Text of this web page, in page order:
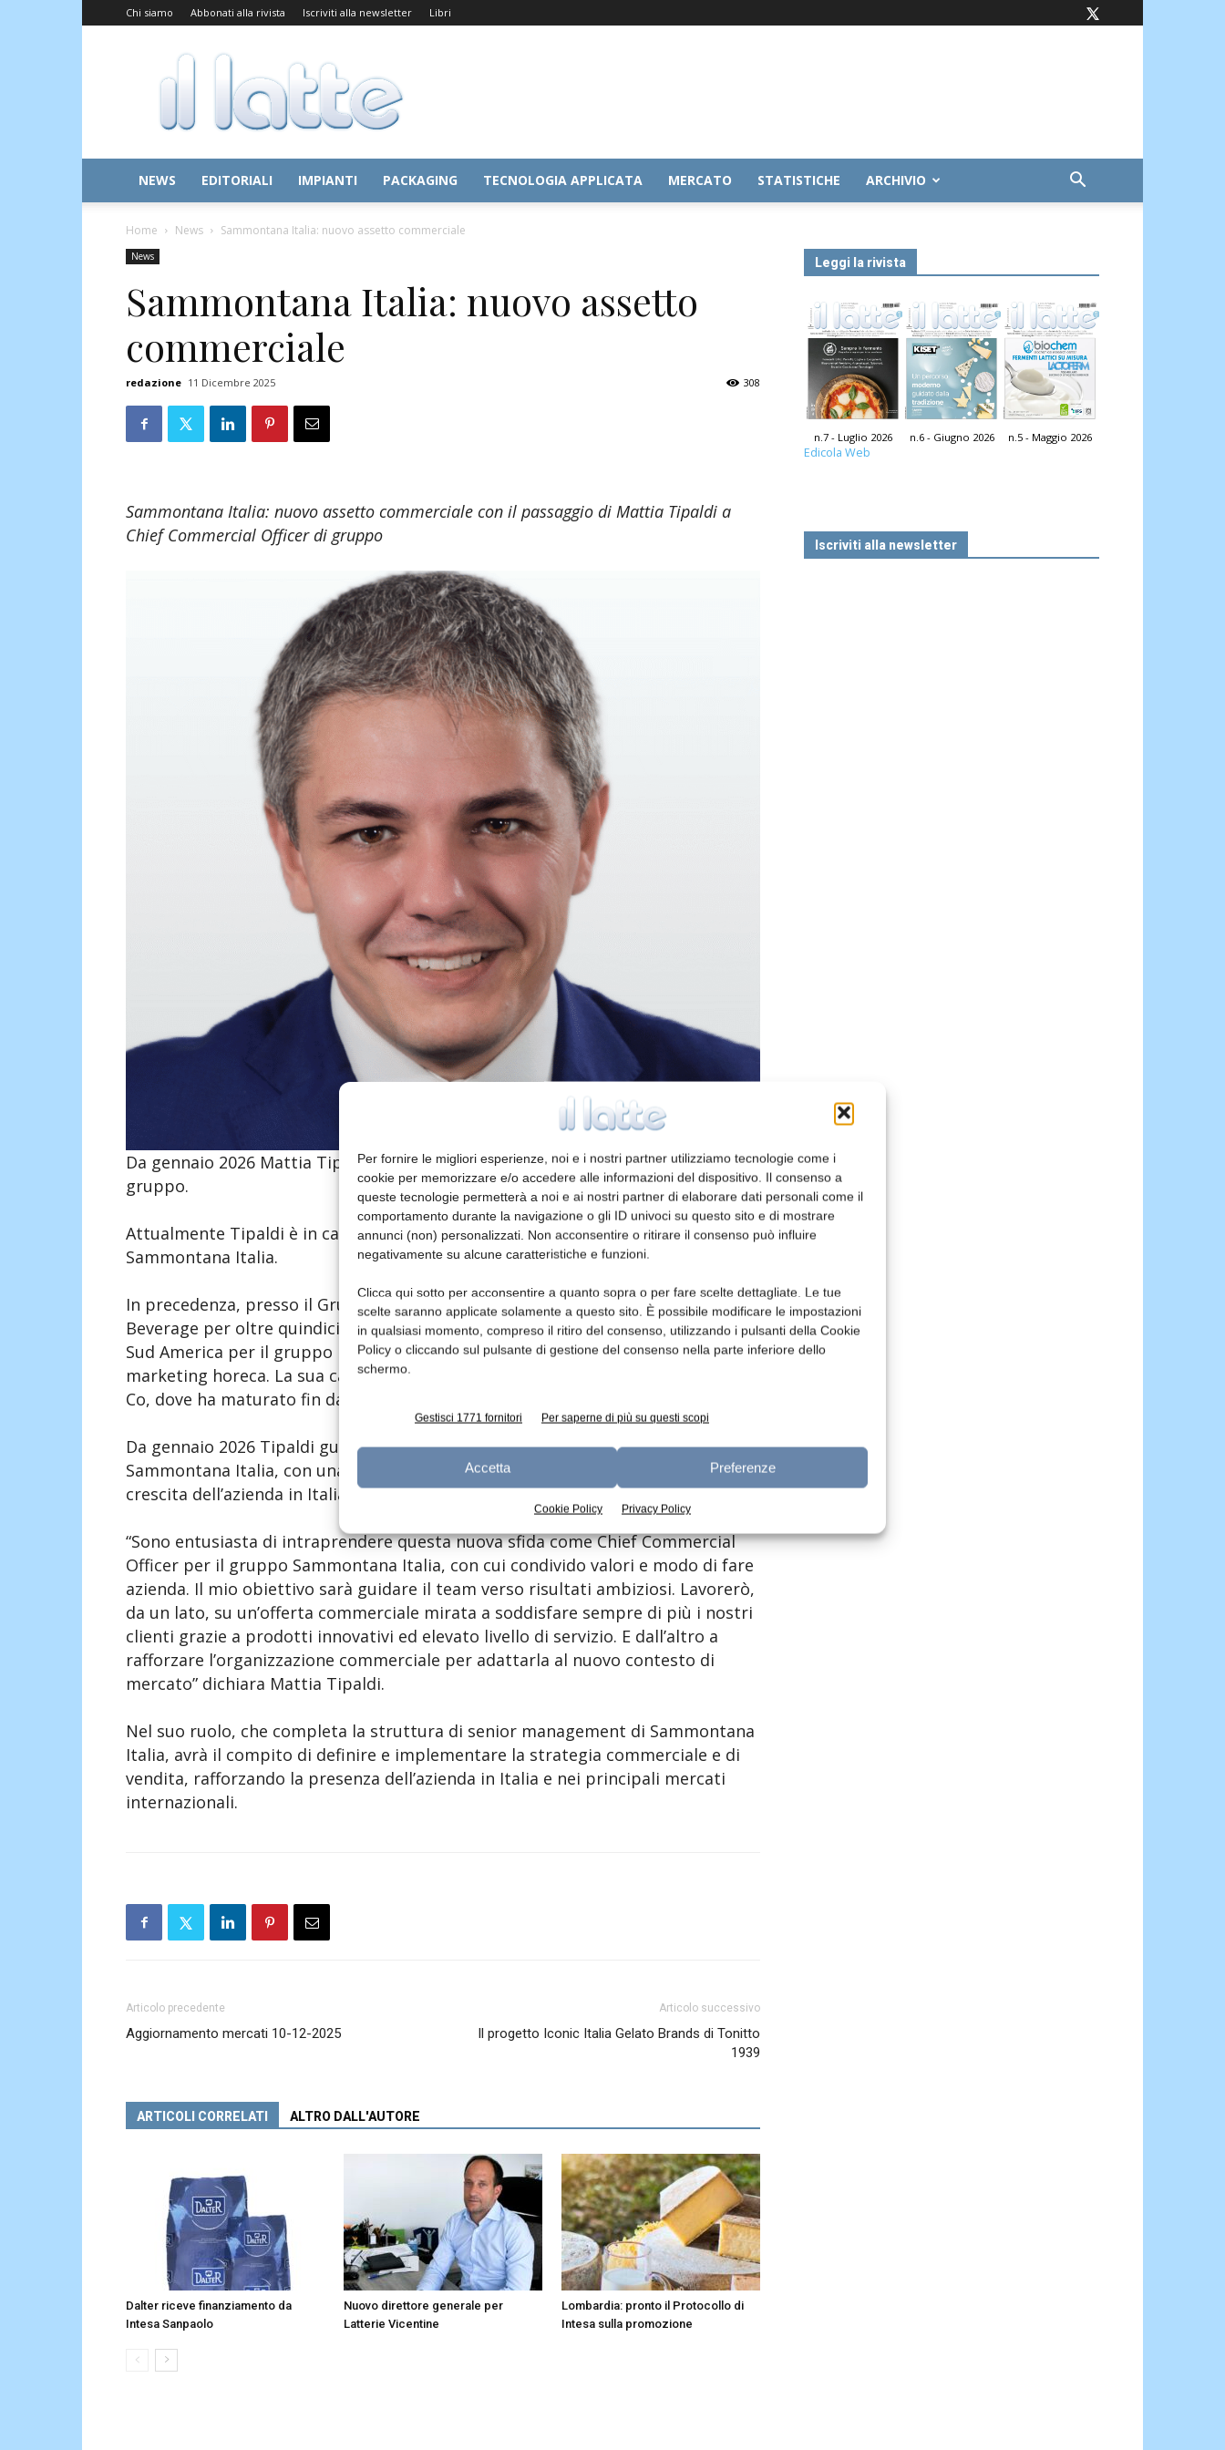
Per fornire le migliori esperienze, noi e i nostri partner utilizziamo tecnologie come i
cookie per memorizzare e/o accedere alle informazioni del dispositivo. Il consenso a
queste tecnologie permetterà a noi e ai nostri partner di elaborare dati personali come il
comportamento durante la navigazione o gli ID univoci su questo sito e di mostrare
annunci (non) personalizzati. Non acconsentire o ritirare il consenso può influire
negativamente su alcune caratteristiche e funzioni.
Clicca qui sotto per acconsentire a quanto sopra o per fare scelte dettagliate. Le tue
scelte saranno applicate solamente a questo sito. È possibile modificare le impostazioni
in qualsiasi momento, compreso il ritiro del consenso, utilizzando i pulsanti della Cookie
Policy o cliccando sul pulsante di gestione del consenso nella parte inferiore dello
schermo.
Gestisci 1771 fornitori Per saperne di più su questi scopi
Accetta Preferenze
Cookie Policy Privacy Policy
Chi siamo Abbonati alla rivista Iscriviti alla newsletter Libri
Il
Latte
NEWS EDITORIALI IMPIANTI PACKAGING TECNOLOGIA APPLICATA MERCATO STATISTICHE ARCHIVIO
Home News Sammontana Italia: nuovo assetto commerciale
News
Sammontana Italia: nuovo assetto
commerciale
redazione 11 Dicembre 2025 308
Sammontana Italia: nuovo assetto commerciale con il passaggio di Mattia Tipaldi a
Chief Commercial Officer di gruppo
Da gennaio 2026 Mattia Tipaldi Italia sarà il Chief Commercial Officer del
gruppo.
Attualmente Tipaldi è in carica come Chief Commercial Officer Estero per
Sammontana Italia.
In precedenza, presso il Gruppo FdA, Mattia ha lavorato nel settore Food &
Beverage per oltre quindici anni, come Business Unit Director in Est Europa e in
Sud America per il gruppo Lavazza, dopo un ruolo di responsabilità nel
marketing horeca. La sua carriera è iniziata, nel 2009, come consulente in Bain &
Co, dove ha maturato fin da subito esperienza nel settore dei beni di consumo.
Da gennaio 2026 Tipaldi guiderà l’assetto commerciale del nuovo gruppo
Sammontana Italia, con una visione e un programma in grado di supportare la
crescita dell’azienda in Italia e all’estero.
“Sono entusiasta di intraprendere questa nuova sfida come Chief Commercial
Officer per il gruppo Sammontana Italia, con cui condivido valori e modo di fare
azienda. Il mio obiettivo sarà guidare il team verso risultati ambiziosi. Lavorerò,
da un lato, su un’offerta commerciale mirata a soddisfare sempre di più i nostri
clienti grazie a prodotti innovativi ed elevato livello di servizio. E dall’altro a
rafforzare l’organizzazione commerciale per adattarla al nuovo contesto di
mercato” dichiara Mattia Tipaldi.
Nel suo ruolo, che completa la struttura di senior management di Sammontana
Italia, avrà il compito di definire e implementare la strategia commerciale e di
vendita, rafforzando la presenza dell’azienda in Italia e nei principali mercati
internazionali.
Articolo precedente
Aggiornamento mercati 10-12-2025
Articolo successivo
Il progetto Iconic Italia Gelato Brands di Tonitto
1939
ARTICOLI CORRELATI ALTRO DALL'AUTORE
Dalter riceve finanziamento da
Intesa Sanpaolo
Nuovo direttore generale per
Latterie Vicentine
Lombardia: pronto il Protocollo di
Intesa sulla promozione
Leggi la rivista
n.7 - Luglio 2026 n.6 - Giugno 2026 n.5 - Maggio 2026
Edicola Web
Iscriviti alla newsletter